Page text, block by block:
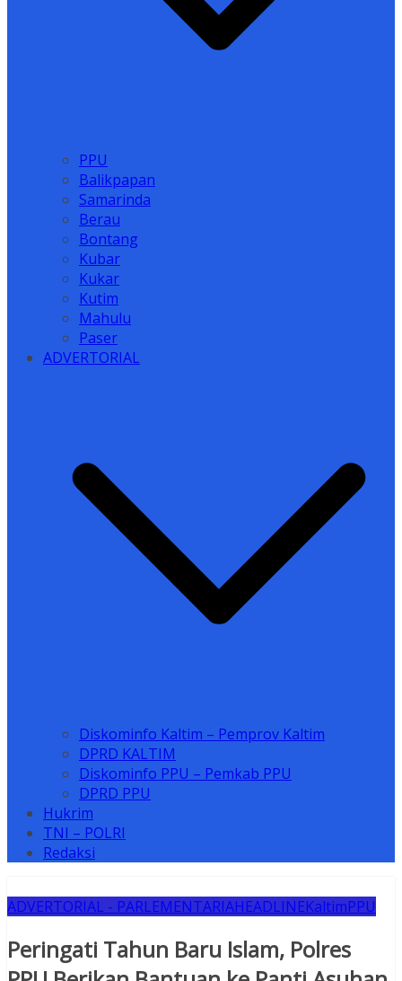
PPU
Balikpapan
Samarinda
Berau
Bontang
Kubar
Kukar
Kutim
Mahulu
Paser
ADVERTORIAL
Diskominfo Kaltim – Pemprov Kaltim
DPRD KALTIM
Diskominfo PPU – Pemkab PPU
DPRD PPU
Hukrim
TNI – POLRI
Redaksi
ADVERTORIAL - PARLEMENTARIAHEADLINEKaltimPPU
Peringati Tahun Baru Islam, Polres